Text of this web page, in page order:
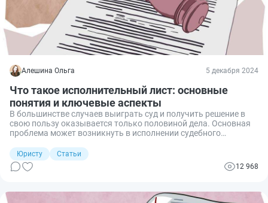
Алешина Ольга 5 декабря 2024
Что такое исполнительный лист: основные
понятия и ключевые аспекты
В большинстве случаев выиграть суд и получить решение в
свою пользу оказывается только половиной дела. Основная
проблема может возникнуть в исполнении судебного
исполнительный лист и предъявлять его судебным приставам,
чтобы они возбудили исполнительное производство.
Разберем ключевые аспекты и нюансы исполнительного
Юристу
Статьи
12 968